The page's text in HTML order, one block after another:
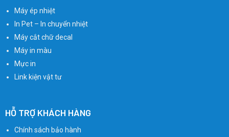
Máy ép nhiệt
In Pet – In chuyển nhiệt
Máy cắt chữ decal
Máy in màu
Mực in
Link kiện vật tư
HỖ TRỢ KHÁCH HÀNG
Chính sách bảo hành